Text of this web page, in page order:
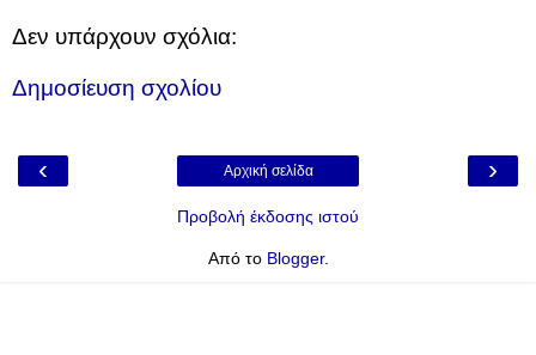
Δεν υπάρχουν σχόλια:
Δημοσίευση σχολίου
‹ ›
Αρχική σελίδα
Προβολή έκδοσης ιστού
Από το Blogger.